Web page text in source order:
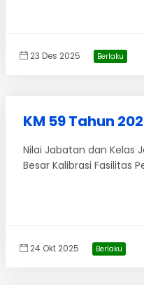
23 Des 2025 Berlaku
KM 59 Tahun
Nilai Jabatan dan Kelas
Besar Kalibrasi Fasilitas
24 Okt 2025 Berlaku